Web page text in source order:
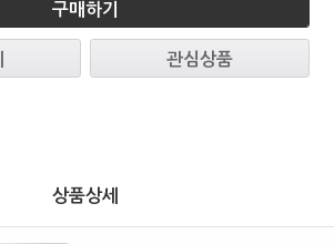
구매하기
관심상품
상품상세